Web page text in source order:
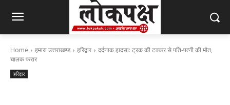
Home हमारा उत्तराखण्ड हरिद्वार
दर्दनाक हादसा: ट्रक की टक्कर से पति-पत्नी की मौत,
चालक फरार
हरिद्वार